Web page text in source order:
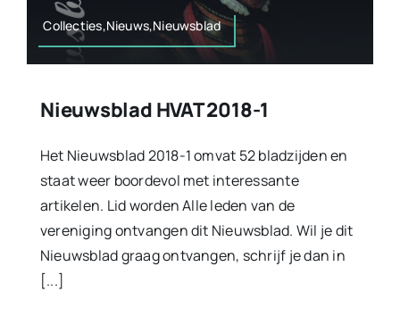
Collecties,Nieuws,Nieuwsblad
Nieuwsblad HVAT 2018-1
Het Nieuwsblad 2018-1 omvat 52 bladzijden en
staat weer boordevol met interessante
artikelen. Lid worden Alle leden van de
vereniging ontvangen dit Nieuwsblad. Wil je dit
Nieuwsblad graag ontvangen, schrijf je dan in
[...]